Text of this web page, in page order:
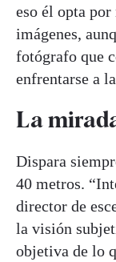
eso él opta por
imágenes,
fotógrafo que
enfrentarse a
La
Dispara
40 metros.
director de
la visión
objetiva de lo